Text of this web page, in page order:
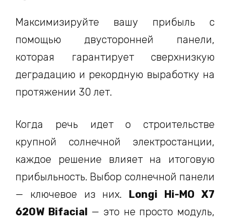
Максимизируйте вашу прибыль с
помощью двусторонней панели,
которая гарантирует сверхнизкую
деградацию и рекордную выработку на
протяжении 30 лет.
Когда речь идет о строительстве
крупной солнечной электростанции,
каждое решение влияет на итоговую
прибыльность. Выбор солнечной панели
— ключевое из них. Longi Hi-MO X7
620W Bifacial — это не просто модуль,